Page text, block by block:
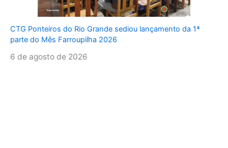
CTG Ponteiros do Rio Grande sediou lançamento da 1ª
parte do Mês Farroupilha 2026
6 de agosto de 2026